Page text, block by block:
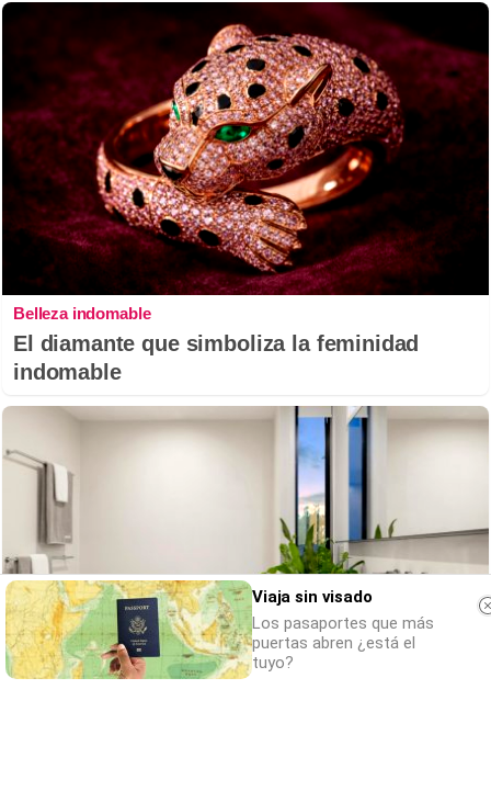
Belleza indomable
El diamante que simboliza la feminidad
indomable
Viaja sin visado
Los pasaportes que más
puertas abren ¿está el
tuyo?